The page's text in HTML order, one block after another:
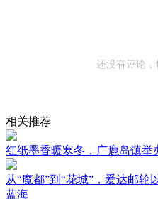
还没有评论
相关推荐
红纸墨香暖寒冬，广鹿岛镇举
从“魔都”到“花城”，爱达邮
蓝海